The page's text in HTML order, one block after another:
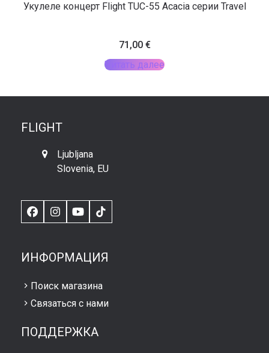
Укулеле концерт Flight TUC-55 Acacia серии Travel
71,00 €
Читать далее
FLIGHT
Ljubljana
Slovenia, EU
FacebookInstagram
YouTubeTikTok
ИНФОРМАЦИЯ
Поиск магазина
Связаться с нами
ПОДДЕРЖКА